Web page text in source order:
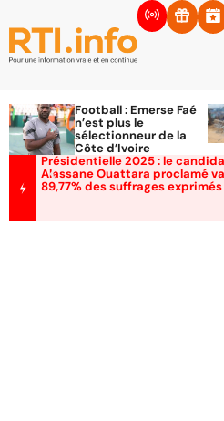
Football : Emerse Faé
n’est plus le
sélectionneur de la
Côte d’Ivoire
Présidentielle 2025 : le
Alassane Ouattara proclamé
89,77% des suffrages exprimés